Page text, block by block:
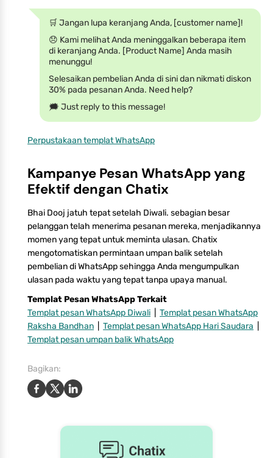
🛒 Jangan lupa keranjang Anda, [customer name]!
😞 Kami melihat Anda meninggalkan beberapa item
di keranjang Anda. [Product Name] Anda masih
menunggu!
Selesaikan pembelian Anda di sini dan nikmati diskon
30% pada pesanan Anda. Need help?
🗯 Just reply to this message!
Perpustakaan templat WhatsApp
Kampanye Pesan WhatsApp yang
Efektif dengan Chatix
Bhai Dooj jatuh tepat setelah Diwali. sebagian besar
pelanggan telah menerima pesanan mereka, menjadikannya
momen yang tepat untuk meminta ulasan. Chatix
mengotomatiskan permintaan umpan balik setelah
pembelian di WhatsApp sehingga Anda mengumpulkan
ulasan pada waktu yang tepat tanpa upaya manual.
Templat Pesan WhatsApp Terkait
Templat pesan WhatsApp Diwali
Templat pesan WhatsApp
Raksha Bandhan
Templat pesan WhatsApp Hari Saudara
Templat pesan umpan balik WhatsApp
Bagikan: